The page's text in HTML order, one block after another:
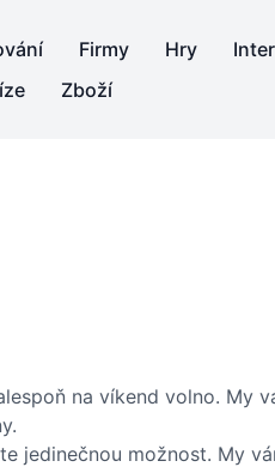
Firmy Hry
Zboží
na víkend volno. My
jedinečnou možnost. My